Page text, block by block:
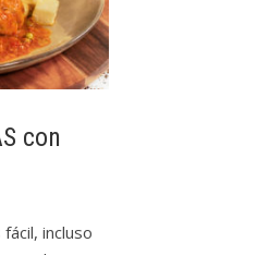
con
incluso